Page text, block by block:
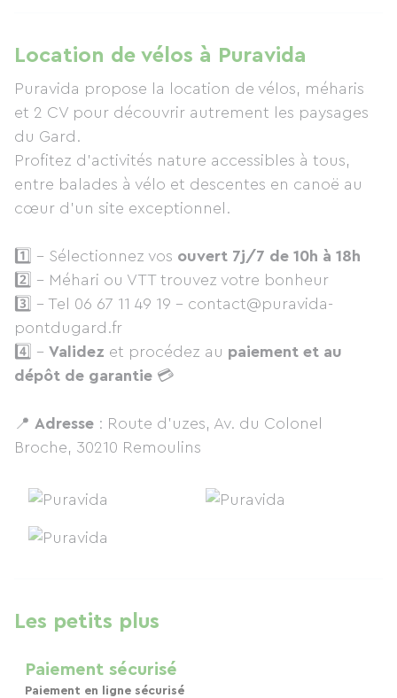
Location de vélos à Puravida
Puravida propose la location de vélos, méharis
et 2 CV pour découvrir autrement les paysages
du Gard.
Profitez d’activités nature accessibles à tous,
entre balades à vélo et descentes en canoë au
cœur d’un site exceptionnel.
1️⃣ - Sélectionnez vos ouvert 7j/7 de 10h à 18h
2️⃣ - Méhari ou VTT trouvez votre bonheur
3️⃣ - Tel 06 67 11 49 19 - contact@puravida-
pontdugard.fr
4️⃣ - Validez et procédez au paiement et au
dépôt de garantie 💳
📍 Adresse : Route d'uzes, Av. du Colonel
Broche, 30210 Remoulins
Les petits plus
Paiement sécurisé
Paiement en ligne sécurisé